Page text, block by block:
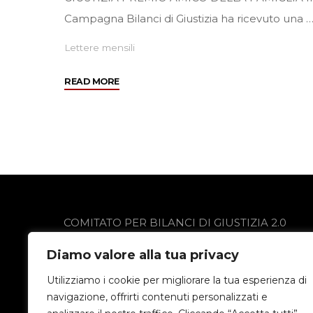
Diamo valore alla tua privacy
Utilizziamo i cookie per migliorare la tua esperienza di
navigazione, offrirti contenuti personalizzati e
Campagna Bilanci di Giustizia ha ricevuto una …
Lettere mensili
READ MORE"Marzo
COMITATO PER BILANCI DI GIUSTIZIA 2.0
24021 Albino (BG)
Privacy Policy